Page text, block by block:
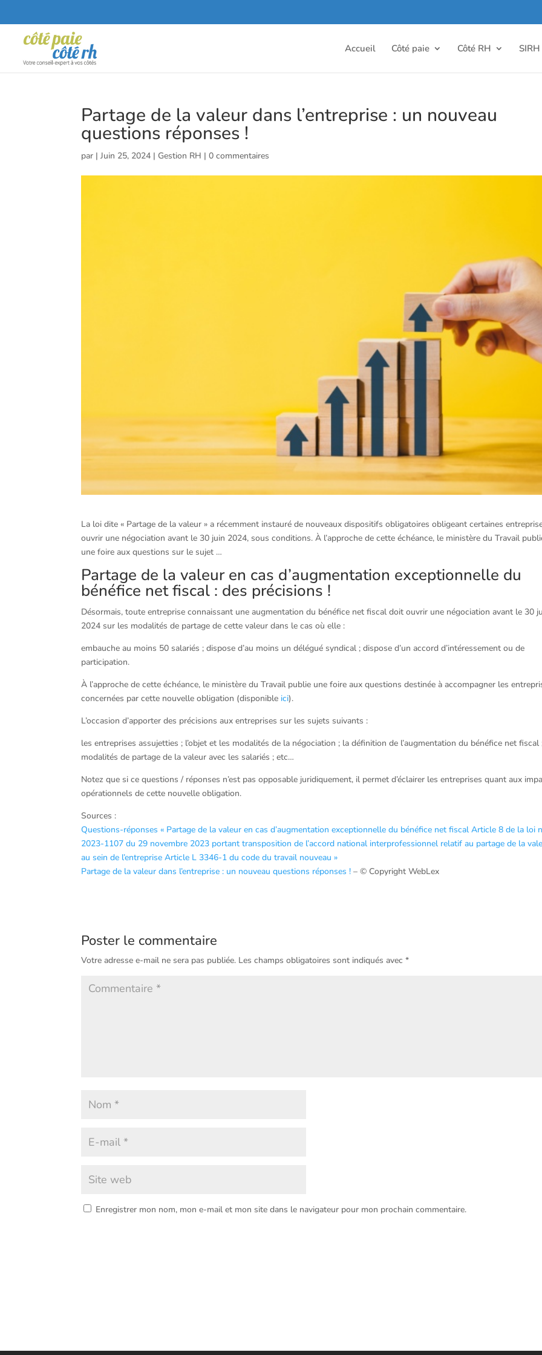
Accueil Côté paie Côté RH SIRH
Partage de la valeur dans l’entreprise : un nouveau
questions réponses !
par |Juin 25, 2024 | Gestion RH |0 commentaires
La loi dite « Partage de la valeur » a récemment instauré de nouveaux dispositifs obligatoires obligeant certaines
ouvrir une négociation avant le 30 juin 2024, sous conditions. À l’approche de cette échéance, le ministère du Travail
une foire aux questions sur le sujet …
Partage de la valeur en cas d’augmentation exceptionnelle du
bénéfice net fiscal : des précisions !
Désormais, toute entreprise connaissant une augmentation du bénéfice net fiscal doit ouvrir une négociation avant le 30
2024 sur les modalités de partage de cette valeur dans le cas où elle :
embauche au moins 50 salariés ; dispose d’au moins un délégué syndical ; dispose d’un accord d’intéressement ou de
participation.
À l’approche de cette échéance, le ministère du Travail publie une foire aux questions destinée à accompagner les
concernées par cette nouvelle obligation (disponible ici).
L’occasion d’apporter des précisions aux entreprises sur les sujets suivants :
les entreprises assujetties ; l’objet et les modalités de la négociation ; la définition de l’augmentation du bénéfice net fiscal
modalités de partage de la valeur avec les salariés ; etc…
Notez que si ce questions / réponses n’est pas opposable juridiquement, il permet d’éclairer les entreprises quant aux
opérationnels de cette nouvelle obligation.
Sources :
Questions-réponses « Partage de la valeur en cas d’augmentation exceptionnelle du bénéfice net fiscal Article 8 de la loi
2023-1107 du 29 novembre 2023 portant transposition de l’accord national interprofessionnel relatif au partage de la
au sein de l’entreprise Article L 3346-1 du code du travail nouveau »
Partage de la valeur dans l’entreprise : un nouveau questions réponses !– © Copyright WebLex
Poster le commentaire
Votre adresse e-mail ne sera pas publiée. Les champs obligatoires sont indiqués avec*
Enregistrer mon nom, mon e-mail et mon site dans le navigateur pour mon prochain commentaire.